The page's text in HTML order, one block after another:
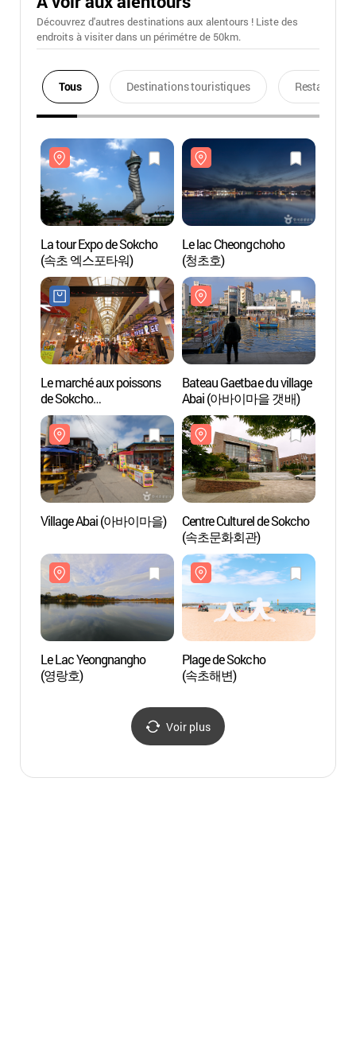
Découvrez d'autres destinations aux alentours ! Liste des
endroits à visiter dans un périmétre de 50km.
Tous Destinations touristiques Restaurants
La tour Expo de Sokcho
(속초 엑스포타워)
Le lac Cheongchoho
(청초호)
Le marché aux poissons
de Sokcho
(속초관광수산시장)
Bateau Gaetbae du village
Abai (아바이마을 갯배)
Village Abai (아바이마을)
Centre Culturel de Sokcho
(속초문화회관)
Le Lac Yeongnangho
(영랑호)
Plage de Sokcho
(속초해변)
Voir plus